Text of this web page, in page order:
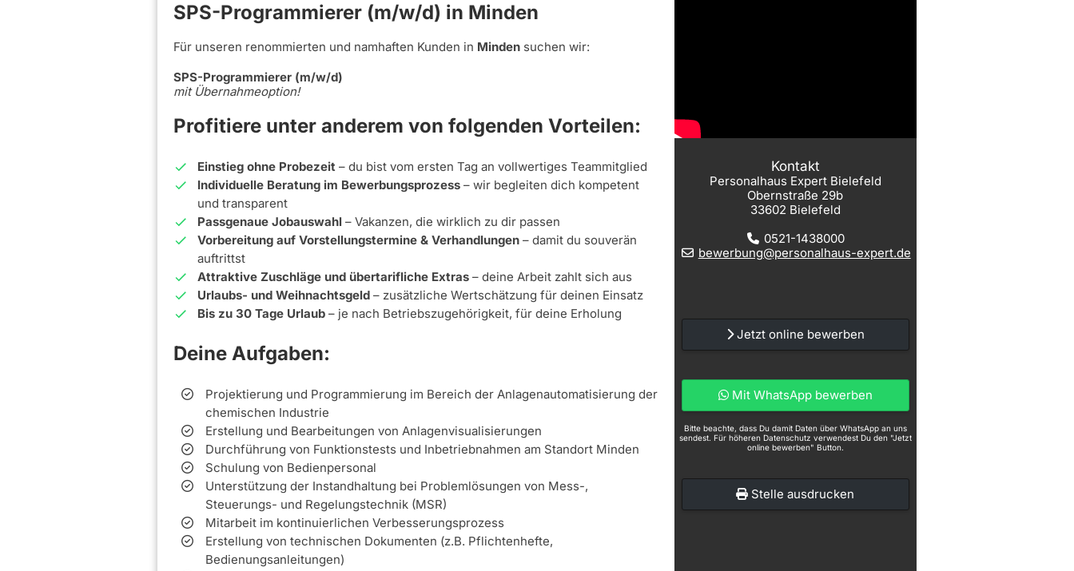
SPS-Programmierer (m/w/d) in Minden
Für unseren renommierten und namhaften Kunden in Minden suchen wir:
SPS-Programmierer (m/w/d)
mit Übernahmeoption!
Profitiere unter anderem von folgenden Vorteilen:
Einstieg ohne Probezeit – du bist vom ersten Tag an vollwertiges Teammitglied
Individuelle Beratung im Bewerbungsprozess – wir begleiten dich kompetent
und transparent
Passgenaue Jobauswahl – Vakanzen, die wirklich zu dir passen
Vorbereitung auf Vorstellungstermine & Verhandlungen – damit du souverän
auftrittst
Attraktive Zuschläge und übertarifliche Extras – deine Arbeit zahlt sich aus
Urlaubs- und Weihnachtsgeld – zusätzliche Wertschätzung für deinen Einsatz
Bis zu 30 Tage Urlaub – je nach Betriebszugehörigkeit, für deine Erholung
Deine Aufgaben:
Projektierung und Programmierung im Bereich der Anlagenautomatisierung der
chemischen Industrie
Erstellung und Bearbeitungen von Anlagenvisualisierungen
Durchführung von Funktionstests und Inbetriebnahmen am Standort Minden
Schulung von Bedienpersonal
Unterstützung der Instandhaltung bei Problemlösungen von Mess-,
Steuerungs- und Regelungstechnik (MSR)
Mitarbeit im kontinuierlichen Verbesserungsprozess
Erstellung von technischen Dokumenten (z.B. Pflichtenhefte,
Bedienungsanleitungen)
Kontakt
Personalhaus Expert Bielefeld
Obernstraße 29b
33602 Bielefeld
0521-1438000
bewerbung@personalhaus-expert.de
Jetzt online bewerben
Mit WhatsApp bewerben
Bitte beachte, dass Du damit Daten über WhatsApp an uns
sendest. Für höheren Datenschutz verwendest Du den "Jetzt
online bewerben" Button.
Stelle ausdrucken